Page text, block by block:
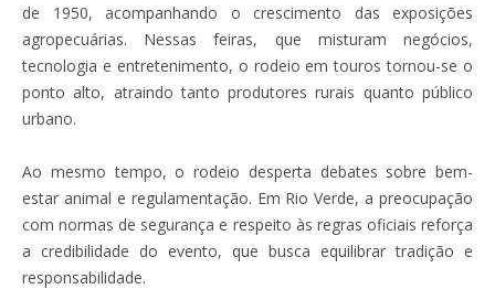
de 1950, acompanhando o crescimento das exposições
agropecuárias. Nessas feiras, que misturam negócios,
tecnologia e entretenimento, o rodeio em touros tornou-se o
ponto alto, atraindo tanto produtores rurais quanto público
urbano.
Ao mesmo tempo, o rodeio desperta debates sobre bem-
estar animal e regulamentação. Em Rio Verde, a preocupação
com normas de segurança e respeito às regras oficiais reforça
a credibilidade do evento, que busca equilibrar tradição e
responsabilidade.